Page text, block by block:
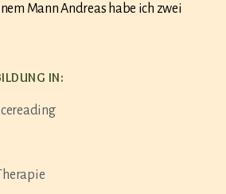
Mann Andreas habe ich zwei
IN: